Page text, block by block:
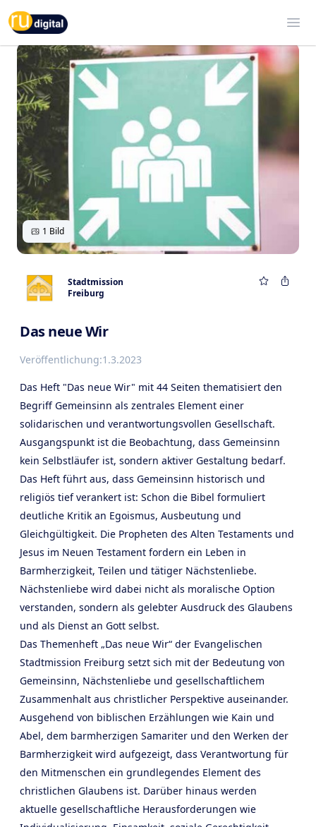
RU-digital
1 Bild
Stadtmission
Freiburg
Das neue Wir
Veröffentlichung:1.3.2023
Das Heft "Das neue Wir" mit 44 Seiten thematisiert den
Begriff Gemeinsinn als zentrales Element einer
solidarischen und verantwortungsvollen Gesellschaft.
Ausgangspunkt ist die Beobachtung, dass Gemeinsinn
kein Selbstläufer ist, sondern aktiver Gestaltung bedarf.
Das Heft führt aus, dass Gemeinsinn historisch und
religiös tief verankert ist: Schon die Bibel formuliert
deutliche Kritik an Egoismus, Ausbeutung und
Gleichgültigkeit. Die Propheten des Alten Testaments und
Jesus im Neuen Testament fordern ein Leben in
Barmherzigkeit, Teilen und tätiger Nächstenliebe.
Nächstenliebe wird dabei nicht als moralische Option
verstanden, sondern als gelebter Ausdruck des Glaubens
und als Dienst an Gott selbst.
Das Themenheft „Das neue Wir“ der Evangelischen
Stadtmission Freiburg setzt sich mit der Bedeutung von
Gemeinsinn, Nächstenliebe und gesellschaftlichem
Zusammenhalt aus christlicher Perspektive auseinander.
Ausgehend von biblischen Erzählungen wie Kain und
Abel, dem barmherzigen Samariter und den Werken der
Barmherzigkeit wird aufgezeigt, dass Verantwortung für
den Mitmenschen ein grundlegendes Element des
christlichen Glaubens ist. Darüber hinaus werden
aktuelle gesellschaftliche Herausforderungen wie